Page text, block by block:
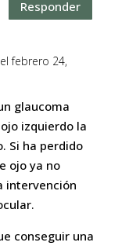
Responder
el febrero 24,
glaucoma
izquierdo la
Si ha perdido
ojo ya no
intervención
conseguir una